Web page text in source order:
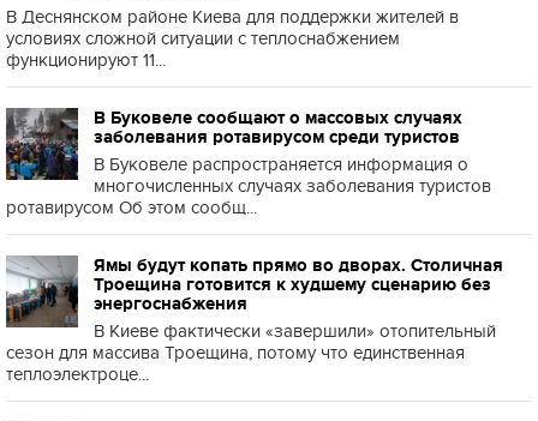
В Деснянском районе Киева для поддержки жителей в
условиях сложной ситуации с теплоснабжением
функционируют 11...
В Буковеле сообщают о массовых случаях
заболевания ротавирусом среди туристов
В Буковеле распространяется информация о
многочисленных случаях заболевания туристов
ротавирусом Об этом сообщ...
Ямы будут копать прямо во дворах. Столичная
Троещина готовится к худшему сценарию без
энергоснабжения
В Киеве фактически «завершили» отопительный
сезон для массива Троещина, потому что единственная
теплоэлектроце...